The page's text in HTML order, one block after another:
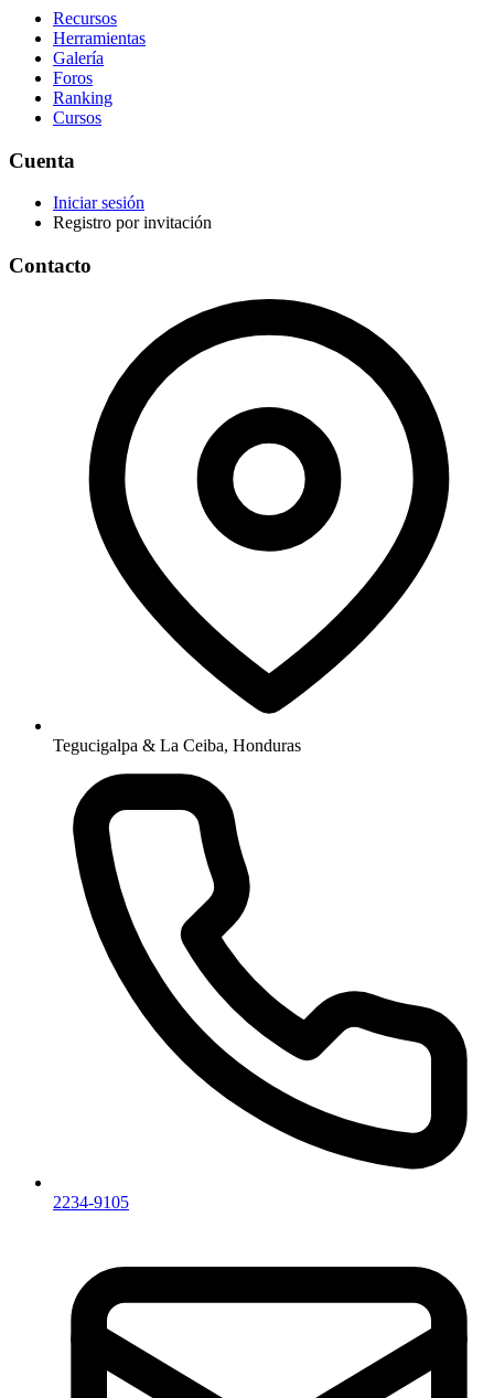
Recursos
Herramientas
Galería
Foros
Ranking
Cursos
Cuenta
Iniciar sesión
Registro por invitación
Contacto
Tegucigalpa & La Ceiba, Honduras
2234-9105